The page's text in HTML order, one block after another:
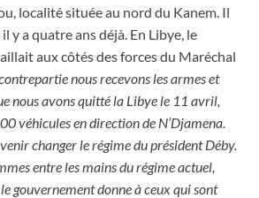
localité située au nord du Kanem. Il
y a quatre ans déjà. En Libye, le
aux côtés des forces du Maréchal
nous recevons les armes et
nous avons quitté la Libye le 11 avril,
véhicules en direction de N’Djamena.
changer le régime du président Déby.
entre les mains du régime actuel,
gouvernement donne à ceux qui sont